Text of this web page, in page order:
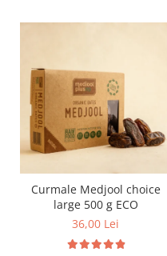
Curmale Medjool choice
large 500 g ECO
36,00 Lei